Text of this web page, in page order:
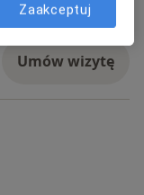
Umów wizytę
Zaakceptuj